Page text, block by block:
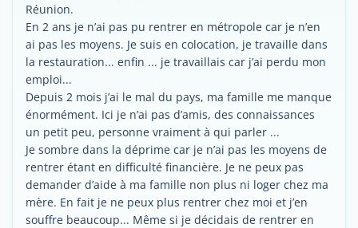
Réunion.
En 2 ans je n’ai pas pu rentrer en métropole car je n’en
ai pas les moyens. Je suis en colocation, je travaille dans
la restauration... enfin ... je travaillais car j’ai perdu mon
emploi...
Depuis 2 mois j’ai le mal du pays, ma famille me manque
énormément. Ici je n’ai pas d’amis, des connaissances
un petit peu, personne vraiment à qui parler ...
Je sombre dans la déprime car je n’ai pas les moyens de
rentrer étant en difficulté financière. Je ne peux pas
demander d’aide à ma famille non plus ni loger chez ma
mère. En fait je ne peux plus rentrer chez moi et j’en
souffre beaucoup... Même si je décidais de rentrer en